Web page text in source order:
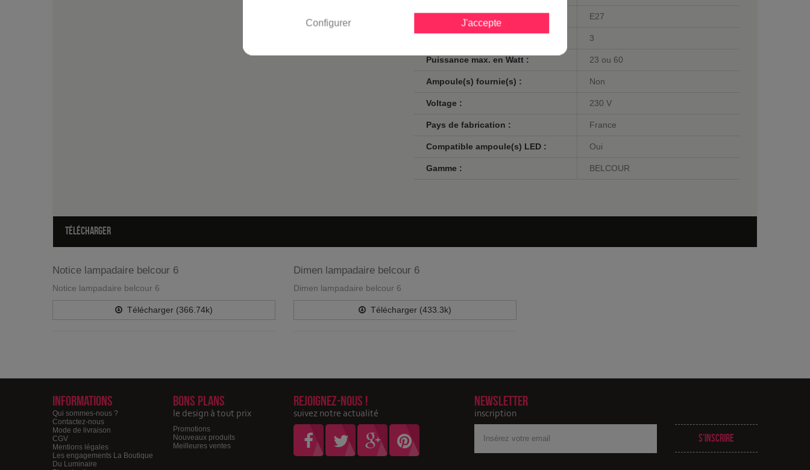
Culot : E27
3
Puissance max. en Watt : 23 ou 60
Ampoule(s) fournie(s) : Non
Voltage : 230 V
Pays de fabrication : France
Compatible ampoule(s) LED : Oui
Gamme : BELCOUR
TÉLÉCHARGER
Notice lampadaire belcour 6
Notice lampadaire belcour 6
Télécharger (366.74k)
Dimen lampadaire belcour 6
Dimen lampadaire belcour 6
Télécharger (433.3k)
Informations
Qui sommes-nous ?
Contactez-nous
Mode de livraison
CGV
Mentions légales
Les engagements La Boutique
Du Luminaire
Bons plans
le design à tout prix
Promotions
Nouveaux produits
Meilleures ventes
Rejoignez-nous !
suivez notre actualité
Newsletter
inscription
adresse
S’inscrire
Configurer J'accepte